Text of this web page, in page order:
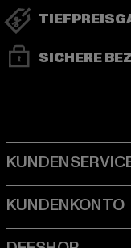
SICHERE